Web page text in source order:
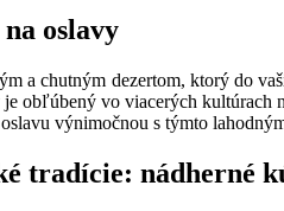
oslavy
a chutným dezertom, ktorý do
obľúbený vo viacerých kultúrach
výnimočnou s týmto
tradície: nádherné